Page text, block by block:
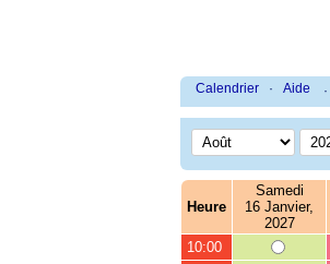
Calendrier · Aide ·
Heure
Samedi
16 Janvier,
2027
10:00